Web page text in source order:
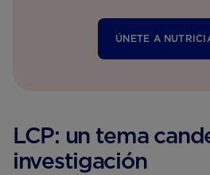
ÚNETE A
LCP: un tema
investigación